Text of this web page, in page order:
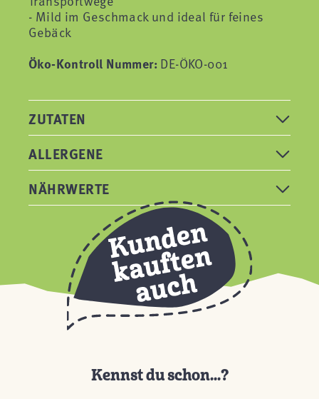
- Mild im Geschmack und ideal für feines
Gebäck
Öko-Kontroll Nummer: DE-ÖKO-001
ZUTATEN
ALLERGENE
NÄHRWERTE
Kennst du schon...?